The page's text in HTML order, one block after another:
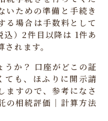
いための準備と手続き
る場合は手数料として
）2件目以降は 1件あ
れます。
うか？ 口座がどこの証
ても、ほふりに開示請
ますので、参考になさ
の相続評価｜計算方法